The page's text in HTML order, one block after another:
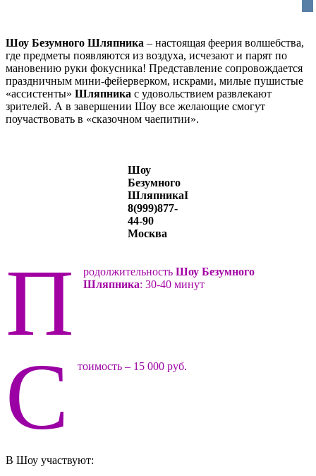
Шоу Безумного Шляпника – настоящая феерия волшебства,
где предметы появляются из воздуха, исчезают и парят по
мановению руки фокусника! Представление сопровождается
праздничным мини-фейерверком, искрами, милые пушистые
«ассистенты» Шляпника с удовольствием развлекают
зрителей. А в завершении Шоу все желающие смогут
поучаствовать в «сказочном чаепитии».
Шоу
Безумного
ШляпникаI
8(999)877-
44-90
Москва
П родолжительностьШоу Безумного
Шляпника: 30-40 минут
С тоимость – 15 000 руб.
В Шоу участвуют: